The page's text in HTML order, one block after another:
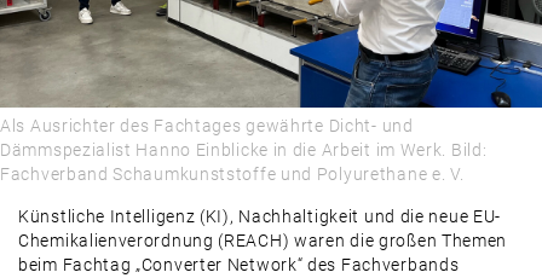
PRODUKTE & MÄRKTE
DAMALS
AUSBLICK
Als Ausrichter des Fachtages gewährte Dicht- und
Dämmspezialist Hanno Einblicke in die Arbeit im Werk. Bild:
Fachverband Schaumkunststoffe und Polyurethane e. V.
Künstliche Intelligenz (KI), Nachhaltigkeit und die neue EU-
Chemikalienverordnung (REACH) waren die großen Themen
beim Fachtag „Converter Network“ des Fachverbands